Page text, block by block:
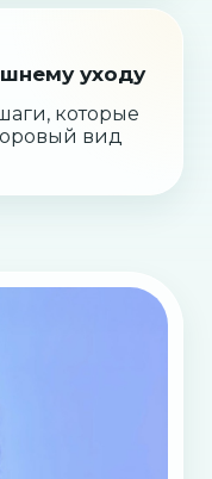
уходу
которые
вид